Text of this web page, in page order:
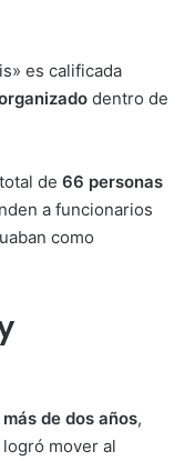
es calificada
dentro de
de 66 personas
a funcionarios
como
de dos años,
mover al